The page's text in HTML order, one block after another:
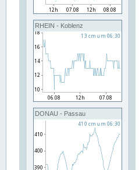
RHEIN - Koblenz
DONAU - Passau